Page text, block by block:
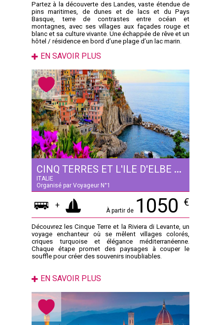
Partez à la découverte des Landes, vaste étendue de
pins maritimes, de dunes et de lacs et du Pays
Basque, terre de contrastes entre océan et
montagnes, avec ses villages aux façades rouge et
blanc et sa culture vivante. Une échappée de rêve et un
hôtel / résidence en bord d’une plage d’un lac marin.
EN SAVOIR PLUS
CINQ TERRES ET L'ILE D'ELBE - 5 JOURS
ITALIE
Organisé par Voyageur N°1
+
À partir de 1050 €
Découvrez les Cinque Terre et la Riviera di Levante, un
voyage enchanteur où se mêlent villages colorés,
criques turquoise et élégance méditerranéenne.
Chaque étape promet des paysages à couper le
souffle pour créer des souvenirs inoubliables.
EN SAVOIR PLUS